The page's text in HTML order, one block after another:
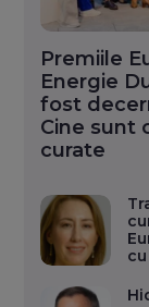
Premiile
Energie
fost
Cine sunt
curate